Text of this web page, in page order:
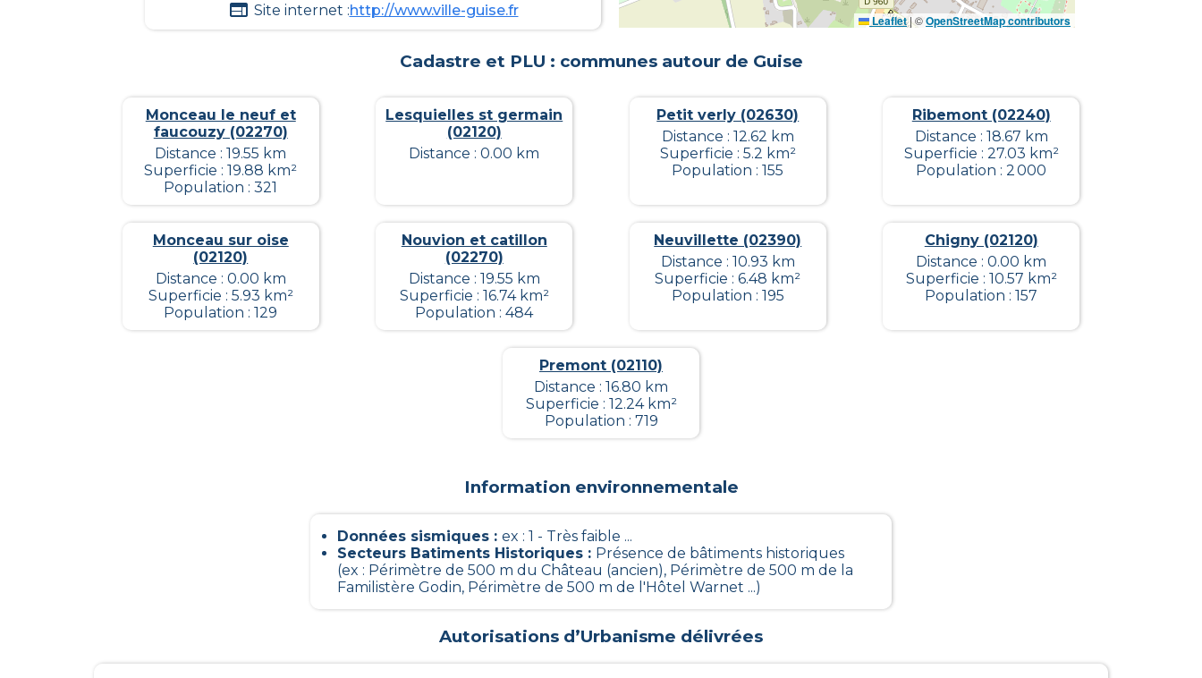
Site internet :http://www.ville-guise.fr
Leaflet |©OpenStreetMap contributors
Cadastre et PLU : communes autour de Guise
Monceau le neuf et
faucouzy (02270)
Distance : 19.55 km
Superficie : 19.88 km²
Population : 321
Lesquielles st germain
(02120)
Distance : 0.00 km
Petit verly (02630)
Distance : 12.62 km
Superficie : 5.2 km²
Population : 155
Ribemont (02240)
Distance : 18.67 km
Superficie : 27.03 km²
Population : 2 000
Monceau sur oise
(02120)
Distance : 0.00 km
Superficie : 5.93 km²
Population : 129
Nouvion et catillon
(02270)
Distance : 19.55 km
Superficie : 16.74 km²
Population : 484
Neuvillette (02390)
Distance : 10.93 km
Superficie : 6.48 km²
Population : 195
Chigny (02120)
Distance : 0.00 km
Superficie : 10.57 km²
Population : 157
Premont (02110)
Distance : 16.80 km
Superficie : 12.24 km²
Population : 719
Information environnementale
Données sismiques : ex : 1 - Très faible ...
Secteurs Batiments Historiques : Présence de bâtiments historiques
(ex : Périmètre de 500 m du Château (ancien), Périmètre de 500 m de la
Familistère Godin, Périmètre de 500 m de l'Hôtel Warnet ...)
Autorisations d’Urbanisme délivrées